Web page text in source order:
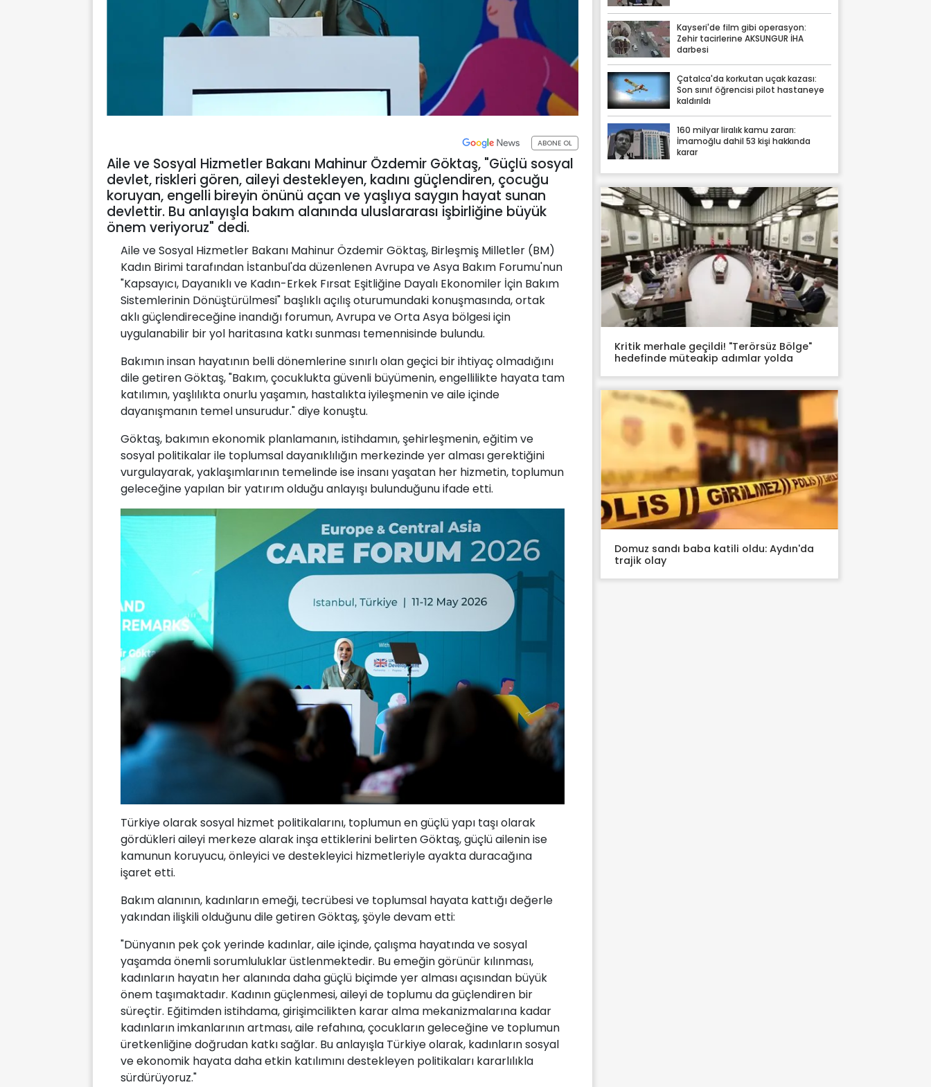
ABONE OL
Aile ve Sosyal Hizmetler Bakanı Mahinur Özdemir Göktaş, "Güçlü sosyal
devlet, riskleri gören, aileyi destekleyen, kadını güçlendiren, çocuğu
koruyan, engelli bireyin önünü açan ve yaşlıya saygın hayat sunan
devlettir. Bu anlayışla bakım alanında uluslararası işbirliğine büyük
önem veriyoruz" dedi.
Aile ve Sosyal Hizmetler Bakanı Mahinur Özdemir Göktaş, Birleşmiş Milletler (BM)
Kadın Birimi tarafından İstanbul'da düzenlenen Avrupa ve Asya Bakım Forumu'nun
"Kapsayıcı, Dayanıklı ve Kadın-Erkek Fırsat Eşitliğine Dayalı Ekonomiler İçin Bakım
Sistemlerinin Dönüştürülmesi" başlıklı açılış oturumundaki konuşmasında, ortak
aklı güçlendireceğine inandığı forumun, Avrupa ve Orta Asya bölgesi için
uygulanabilir bir yol haritasına katkı sunması temennisinde bulundu.
Bakımın insan hayatının belli dönemlerine sınırlı olan geçici bir ihtiyaç olmadığını
dile getiren Göktaş, "Bakım, çocuklukta güvenli büyümenin, engellilikte hayata tam
katılımın, yaşlılıkta onurlu yaşamın, hastalıkta iyileşmenin ve aile içinde
dayanışmanın temel unsurudur." diye konuştu.
Göktaş, bakımın ekonomik planlamanın, istihdamın, şehirleşmenin, eğitim ve
sosyal politikalar ile toplumsal dayanıklılığın merkezinde yer alması gerektiğini
vurgulayarak, yaklaşımlarının temelinde ise insanı yaşatan her hizmetin, toplumun
geleceğine yapılan bir yatırım olduğu anlayışı bulunduğunu ifade etti.
Türkiye olarak sosyal hizmet politikalarını, toplumun en güçlü yapı taşı olarak
gördükleri aileyi merkeze alarak inşa ettiklerini belirten Göktaş, güçlü ailenin ise
kamunun koruyucu, önleyici ve destekleyici hizmetleriyle ayakta duracağına
işaret etti.
Bakım alanının, kadınların emeği, tecrübesi ve toplumsal hayata kattığı değerle
yakından ilişkili olduğunu dile getiren Göktaş, şöyle devam etti:
"Dünyanın pek çok yerinde kadınlar, aile içinde, çalışma hayatında ve sosyal
yaşamda önemli sorumluluklar üstlenmektedir. Bu emeğin görünür kılınması,
kadınların hayatın her alanında daha güçlü biçimde yer alması açısından büyük
önem taşımaktadır. Kadının güçlenmesi, aileyi de toplumu da güçlendiren bir
süreçtir. Eğitimden istihdama, girişimcilikten karar alma mekanizmalarına kadar
kadınların imkanlarının artması, aile refahına, çocukların geleceğine ve toplumun
üretkenliğine doğrudan katkı sağlar. Bu anlayışla Türkiye olarak, kadınların sosyal
ve ekonomik hayata daha etkin katılımını destekleyen politikaları kararlılıkla
sürdürüyoruz."
Kayseri'de film gibi operasyon:
Zehir tacirlerine AKSUNGUR İHA
darbesi
Çatalca'da korkutan uçak kazası:
Son sınıf öğrencisi pilot hastaneye
kaldırıldı
160 milyar liralık kamu zararı:
İmamoğlu dahil 53 kişi hakkında
karar
Kritik merhale geçildi! "Terörsüz Bölge"
hedefinde müteakip adımlar yolda
Domuz sandı baba katili oldu: Aydın'da
trajik olay